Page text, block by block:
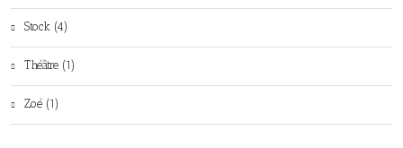
Stock (4)
Théâtre (1)
Zoé (1)